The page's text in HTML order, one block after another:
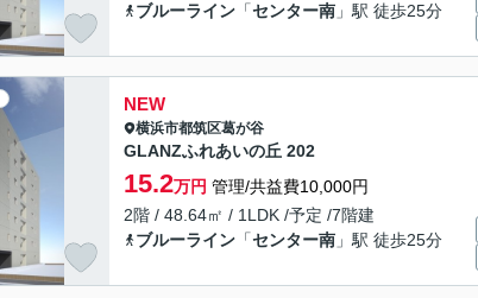
ブルーライン 「センター南 」駅 徒歩25分
NEW
横浜市都筑区葛が谷
GLANZふれあいの丘 202
15.2万円 管理/共益費10,000円
2階 / 48.64㎡ / 1LDK /予定 /7階建
ブルーライン 「センター南 」駅 徒歩25分